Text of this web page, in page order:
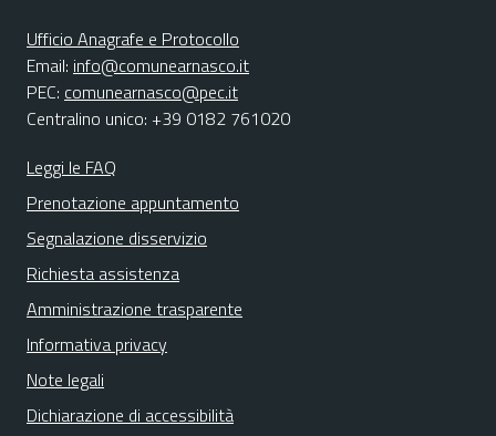
Ufficio Anagrafe e Protocollo
Email: info@comunearnasco.it
PEC: comunearnasco@pec.it
Centralino unico: +39 0182 761020
Leggi le FAQ
Prenotazione appuntamento
Segnalazione disservizio
Richiesta assistenza
Amministrazione trasparente
Informativa privacy
Note legali
Dichiarazione di accessibilità